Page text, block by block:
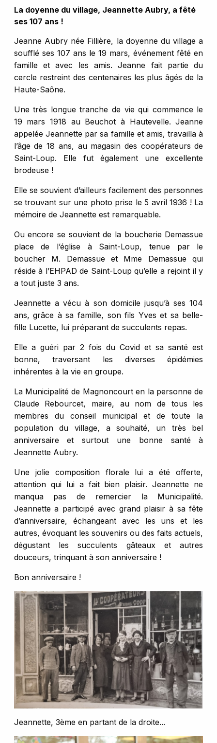
La doyenne du village, Jeannette Aubry, a fêté
ses 107 ans !
Jeanne Aubry née Fillière, la doyenne du village a
soufflé ses 107 ans le 19 mars, événement fêté en
famille et avec les amis. Jeanne fait partie du
cercle restreint des centenaires les plus âgés de la
Haute-Saône.
Une très longue tranche de vie qui commence le
19 mars 1918 au Beuchot à Hautevelle. Jeanne
appelée Jeannette par sa famille et amis, travailla à
l’âge de 18 ans, au magasin des coopérateurs de
Saint-Loup. Elle fut également une excellente
brodeuse !
Elle se souvient d’ailleurs facilement des personnes
se trouvant sur une photo prise le 5 avril 1936 ! La
mémoire de Jeannette est remarquable.
Ou encore se souvient de la boucherie Demassue
place de l’église à Saint-Loup, tenue par le
boucher M. Demassue et Mme Demassue qui
réside à l’EHPAD de Saint-Loup qu’elle a rejoint il y
a tout juste 3 ans.
Jeannette a vécu à son domicile jusqu’à ses 104
ans, grâce à sa famille, son fils Yves et sa belle-
fille Lucette, lui préparant de succulents repas.
Elle a guéri par 2 fois du Covid et sa santé est
bonne, traversant les diverses épidémies
inhérentes à la vie en groupe.
La Municipalité de Magnoncourt en la personne de
Claude Rebourcet, maire, au nom de tous les
membres du conseil municipal et de toute la
population du village, a souhaité, un très bel
anniversaire et surtout une bonne santé à
Jeannette Aubry.
Une jolie composition florale lui a été offerte,
attention qui lui a fait bien plaisir. Jeannette ne
manqua pas de remercier la Municipalité.
Jeannette a participé avec grand plaisir à sa fête
d’anniversaire, échangeant avec les uns et les
autres, évoquant les souvenirs ou des faits actuels,
dégustant les succulents gâteaux et autres
douceurs, trinquant à son anniversaire !
Bon anniversaire !
Jeannette, 3ème en partant de la droite...